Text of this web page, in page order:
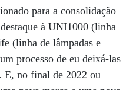
para a consolidação
à UNI1000 (linha
(linha de lâmpadas e
processo de eu deixá-las
E, no final de 2022 ou